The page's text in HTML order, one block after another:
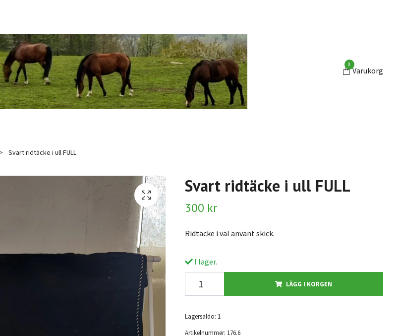
0
Varukorg
Svart ridtäcke i ull FULL
Svart ridtäcke i ull FULL
300 kr
Ridtäcke i väl använt skick.
I lager.
LÄGG I KORGEN
Lagersaldo: 1
Artikelnummer: 176.6